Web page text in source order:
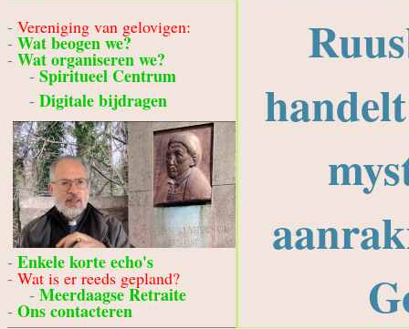
- Vereniging van gelovigen:
- Wat beogen we?
- Wat organiseren we?
- Spiritueel Centrum
- Digitale bijdragen
- Enkele korte echo's
- Wat is er reeds gepland?
- Meerdaagse Retraite
- Ons contacteren